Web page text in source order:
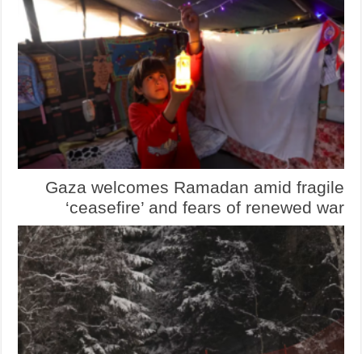
Gaza welcomes Ramadan amid fragile
‘ceasefire’ and fears of renewed war